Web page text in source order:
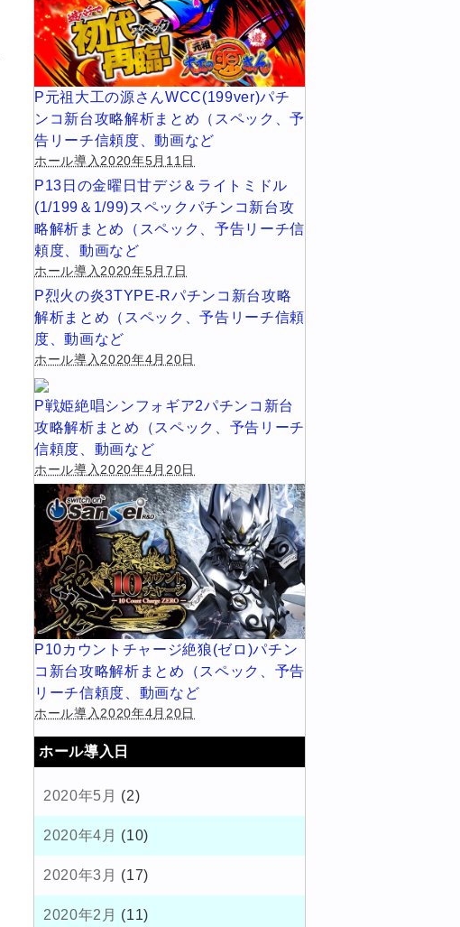
P元祖大工の源さんWCC(199ver)パチ
ンコ新台攻略解析まとめ（スペック、予
告リーチ信頼度、動画など
ホール導入2020年5月11日
P13日の金曜日甘デジ＆ライトミドル
(1/199＆1/99)スペックパチンコ新台攻
略解析まとめ（スペック、予告リーチ信
頼度、動画など
ホール導入2020年5月7日
P烈火の炎3TYPE-Rパチンコ新台攻略
解析まとめ（スペック、予告リーチ信頼
度、動画など
ホール導入2020年4月20日
P戦姫絶唱シンフォギア2パチンコ新台
攻略解析まとめ（スペック、予告リーチ
信頼度、動画など
ホール導入2020年4月20日
P10カウントチャージ絶狼(ゼロ)パチン
コ新台攻略解析まとめ（スペック、予告
リーチ信頼度、動画など
ホール導入2020年4月20日
ホール導入日
2020年5月 (2)
2020年4月 (10)
2020年3月 (17)
2020年2月 (11)